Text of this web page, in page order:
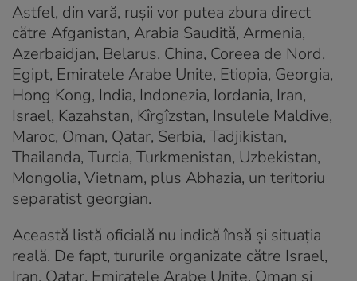
Astfel, din vară, rușii vor putea zbura direct
către Afganistan, Arabia Saudită, Armenia,
Azerbaidjan, Belarus, China, Coreea de Nord,
Egipt, Emiratele Arabe Unite, Etiopia, Georgia,
Hong Kong, India, Indonezia, Iordania, Iran,
Israel, Kazahstan, Kîrgîzstan, Insulele Maldive,
Maroc, Oman, Qatar, Serbia, Tadjikistan,
Thailanda, Turcia, Turkmenistan, Uzbekistan,
Mongolia, Vietnam, plus Abhazia, un teritoriu
separatist georgian.
Această listă oficială nu indică însă și situația
reală. De fapt, tururile organizate către Israel,
Iran, Qatar, Emiratele Arabe Unite, Oman și